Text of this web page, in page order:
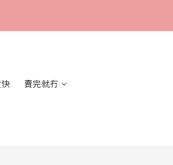
賣完就冇